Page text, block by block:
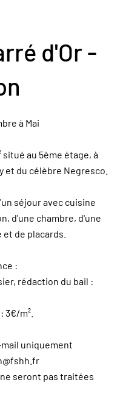
d'Or -
à Mai
au 5ème étage, à
et du célèbre Negresco.
séjour avec cuisine
d'une chambre, d'une
de placards.
:
rédaction du bail :
3€/m².
uniquement
seront pas traitées